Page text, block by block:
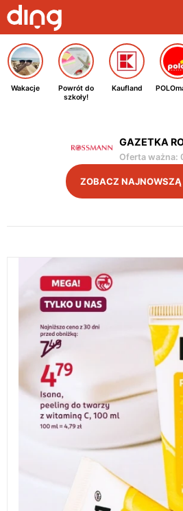
Wakacje
Powrót do
szkoły!
Kaufland
GAZETKA
Oferta ważna:
ZOBACZ NAJNOWSZĄ